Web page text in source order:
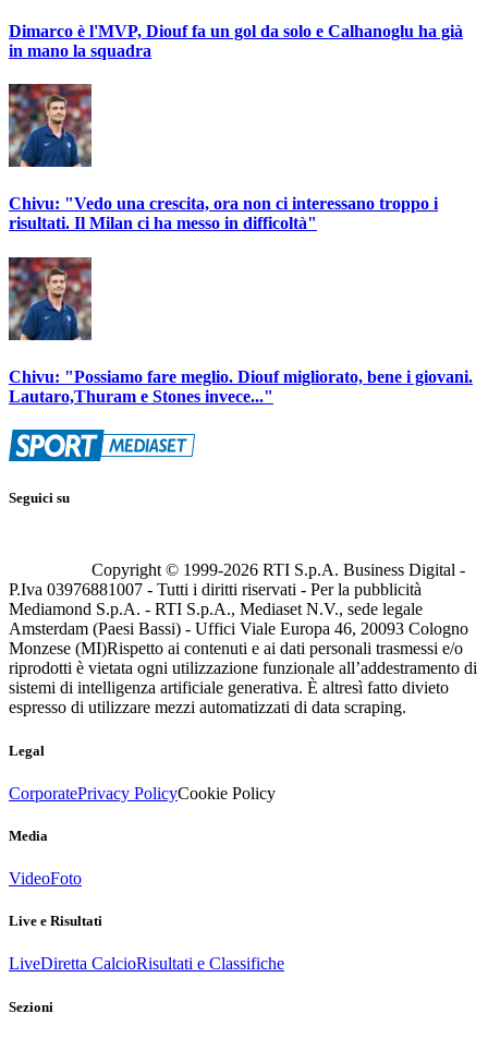
Dimarco è l'MVP, Diouf fa un gol da solo e Calhanoglu ha già
in mano la squadra
Chivu: "Vedo una crescita, ora non ci interessano troppo i
risultati. Il Milan ci ha messo in difficoltà"
Chivu: "Possiamo fare meglio. Diouf migliorato, bene i giovani.
Lautaro,Thuram e Stones invece..."
Seguici su
Copyright © 1999-2026 RTI S.p.A. Business Digital -
P.Iva 03976881007 - Tutti i diritti riservati - Per la pubblicità
Mediamond S.p.A. - RTI S.p.A., Mediaset N.V., sede legale
Amsterdam (Paesi Bassi) - Uffici Viale Europa 46, 20093 Cologno
Monzese (MI)Rispetto ai contenuti e ai dati personali trasmessi e/o
riprodotti è vietata ogni utilizzazione funzionale all’addestramento di
sistemi di intelligenza artificiale generativa. È altresì fatto divieto
espresso di utilizzare mezzi automatizzati di data scraping.
Legal
CorporatePrivacy PolicyCookie Policy
Media
VideoFoto
Live e Risultati
LiveDiretta CalcioRisultati e Classifiche
Sezioni